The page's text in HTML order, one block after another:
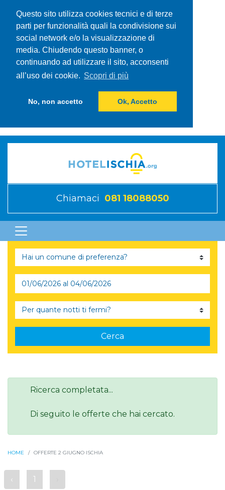
Questo sito utilizza cookies tecnici e di terze
parti per funzionalità quali la condivisione sui
social network e/o la visualizzazione di
media. Chiudendo questo banner, o
continuando ad utilizzare il sito, acconsenti
all’uso dei cookie. Scopri di più
No, non accetto Ok, Accetto
Chiamaci 081 18088050
Cerca
Ricerca completata...
Di seguito le offerte che hai cercato.
HOME OFFERTE 2 GIUGNO ISCHIA
‹ 1